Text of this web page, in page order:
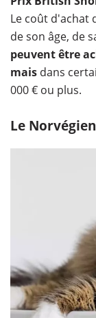
Le coût d'achat
de son âge, de
peuvent être
mais dans
000 € ou plus.
Le Norvégien